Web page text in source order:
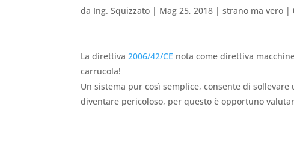
da Ing. Squizzato | Mag 25, 2018 |strano ma vero |
La direttiva 2006/42/CE nota come direttiva
carrucola!
Un sistema pur così semplice, consente di
diventare pericoloso, per questo è opportuno